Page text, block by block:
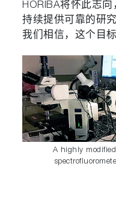
HORIBA将怀此志
持续提供可靠的研
我们相信，这个目
A highly